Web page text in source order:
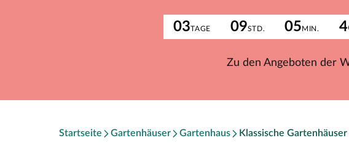
03TAGE 09STD. 05MIN.
Zu den Angeboten der
Startseite Gartenhäuser Gartenhaus Klassische Gartenhäuser